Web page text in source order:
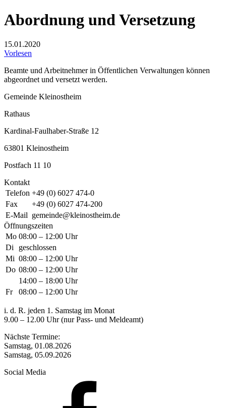
Abordnung und Versetzung
15.01.2020
Vorlesen
Beamte und Arbeitnehmer in Öffentlichen Verwaltungen können
abgeordnet und versetzt werden.
Gemeinde Kleinostheim
Rathaus
Kardinal-Faulhaber-Straße 12
63801 Kleinostheim
Postfach 11 10
Kontakt
Telefon +49 (0) 6027 474-0
Fax
+49 (0) 6027 474-200
E-Mail gemeinde@kleinostheim.de
Öffnungszeiten
Mo 08:00 – 12:00 Uhr
Di
geschlossen
Mi 08:00 – 12:00 Uhr
Do 08:00 – 12:00 Uhr
14:00 – 18:00 Uhr
Fr
08:00 – 12:00 Uhr
i. d. R. jeden 1. Samstag im Monat
9.00 – 12.00 Uhr (nur Pass- und Meldeamt)
Nächste Termine:
Samstag, 01.08.2026
Samstag, 05.09.2026
Social Media